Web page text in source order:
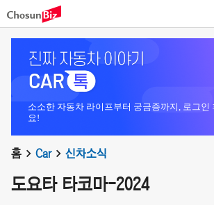
소소한 자동차 라이프부터 궁금증까지, 로그인
요!
홈 Car 신차소식
도요타 타코마-2024